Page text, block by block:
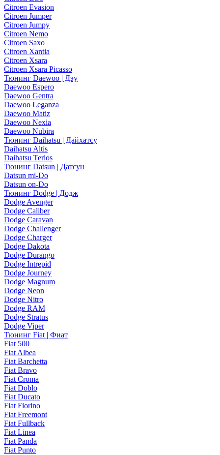
Citroen Evasion
Citroen Jumper
Citroen Jumpy
Citroen Nemo
Citroen Saxo
Citroen Xantia
Citroen Xsara
Citroen Xsara Picasso
Тюнинг Daewoo | Дэу
Daewoo Espero
Daewoo Gentra
Daewoo Leganza
Daewoo Matiz
Daewoo Nexia
Daewoo Nubira
Тюнинг Daihatsu | Дайхатсу
Daihatsu Altis
Daihatsu Terios
Тюнинг Datsun | Датсун
Datsun mi-Do
Datsun on-Do
Тюнинг Dodge | Додж
Dodge Avenger
Dodge Caliber
Dodge Caravan
Dodge Challenger
Dodge Charger
Dodge Dakota
Dodge Durango
Dodge Intrepid
Dodge Journey
Dodge Magnum
Dodge Neon
Dodge Nitro
Dodge RAM
Dodge Stratus
Dodge Viper
Тюнинг Fiat | Фиат
Fiat 500
Fiat Albea
Fiat Barchetta
Fiat Bravo
Fiat Croma
Fiat Doblo
Fiat Ducato
Fiat Fiorino
Fiat Freemont
Fiat Fullback
Fiat Linea
Fiat Panda
Fiat Punto